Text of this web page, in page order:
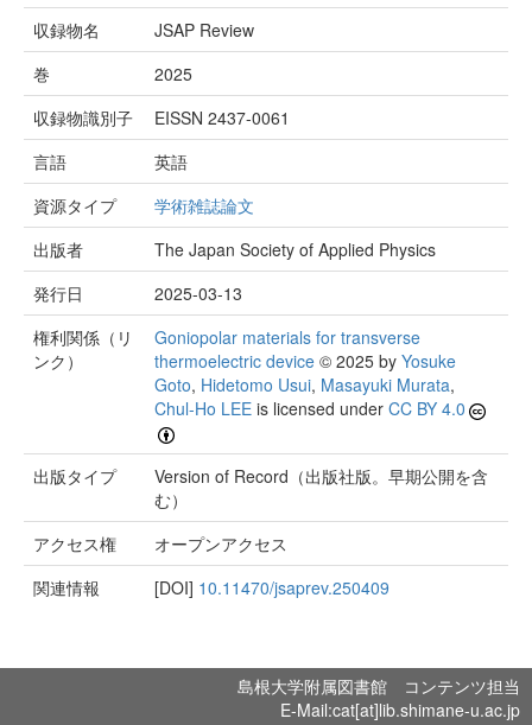
収録物名
JSAP Review
巻
2025
収録物識別子
EISSN 2437-0061
言語
英語
資源タイプ
学術雑誌論文
出版者
The Japan Society of Applied Physics
発行日
2025-03-13
権利関係（リ
ンク）
Goniopolar materials for transverse
thermoelectric device © 2025 by Yosuke
Goto, Hidetomo Usui, Masayuki Murata,
Chul-Ho LEE is licensed under CC BY 4.0
出版タイプ
Version of Record（出版社版。早期公開を含
む）
アクセス権
オープンアクセス
関連情報
[DOI] 10.11470/jsaprev.250409
島根大学附属図書館 コンテンツ担当
E-Mail:cat[at]lib.shimane-u.ac.jp